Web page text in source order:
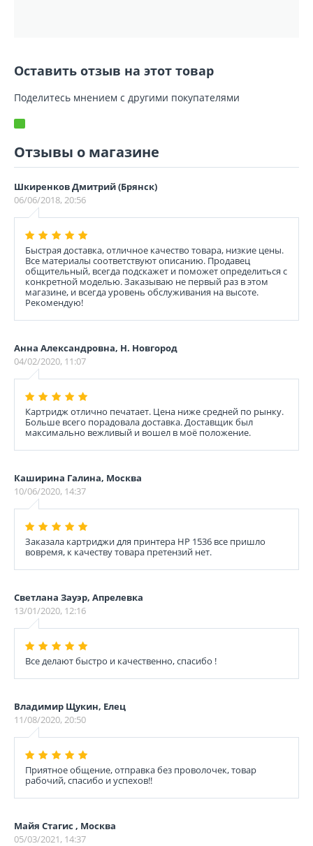
Оставить отзыв на этот товар
Поделитесь мнением с другими покупателями
Отзывы о магазине
Шкиренков Дмитрий (Брянск)
06/06/2018, 20:56
Быстрая доставка, отличное качество товара, низкие цены.
Все материалы соответствуют описанию. Продавец
общительный, всегда подскажет и поможет определиться с
конкретной моделью. Заказываю не первый раз в этом
магазине, и всегда уровень обслуживания на высоте.
Рекомендую!
Анна Александровна, Н. Новгород
04/02/2020, 11:07
Картридж отлично печатает. Цена ниже средней по рынку.
Больше всего порадовала доставка. Доставщик был
максимально вежливый и вошел в моё положение.
Каширина Галина, Москва
10/06/2020, 14:37
Заказала картриджи для принтера HP 1536 все пришло
вовремя, к качеству товара претензий нет.
Светлана Зауэр, Апрелевка
13/01/2020, 12:16
Все делают быстро и качественно, спасибо !
Владимир Щукин, Елец
11/08/2020, 20:50
Приятное общение, отправка без проволочек, товар
рабочий, спасибо и успехов!!
Майя Стагис , Москва
05/03/2021, 14:37